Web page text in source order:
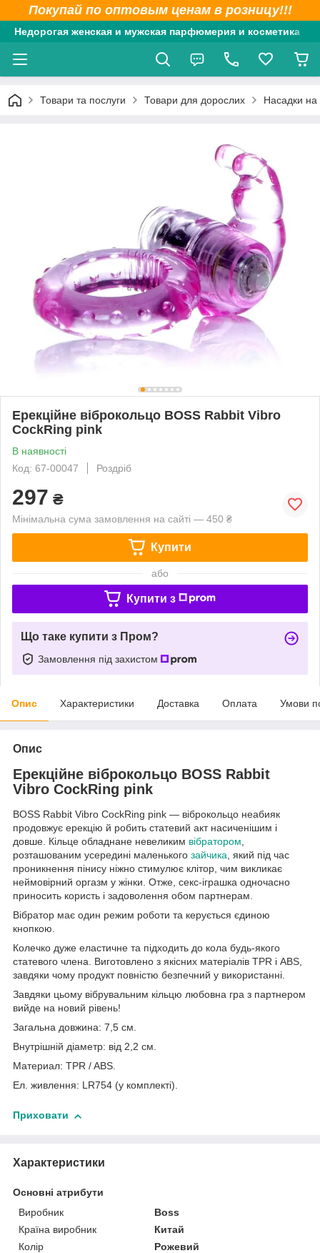
Покупай по оптовым ценам в розницу!!!
Недорогая женская и мужская парфюмерия и косметика
Товари та послуги Товари для дорослих Насадки на
Ерекційне віброкольцо BOSS Rabbit Vibro
CockRing pink
В наявності
Код: 67-00047
Роздріб
297 ₴
Мінімальна сума замовлення на сайті — 450 ₴
Купити
або
Купити з
Що таке купити з Пром?
Замовлення під захистом
Опис Характеристики Доставка Оплата Умови
Опис
Ерекційне віброкольцо BOSS Rabbit
Vibro CockRing pink
BOSS Rabbit Vibro CockRing pink — віброкольцо неабияк
продовжує ерекцію й робить статевий акт насиченішим і
довше. Кільце обладнане невеликим вібратором,
розташованим усередині маленького зайчика, який під час
проникнення пінису ніжно стимулює клітор, чим викликає
неймовірний оргазм у жінки. Отже, секс-іграшка одночасно
приносить користь і задоволення обом партнерам.
Вібратор має один режим роботи та керується єдиною
кнопкою.
Колечко дуже еластичне та підходить до кола будь-якого
статевого члена. Виготовлено з якісних матеріалів TPR і ABS,
завдяки чому продукт повністю безпечний у використанні.
Завдяки цьому вібрувальним кільцю любовна гра з партнером
вийде на новий рівень!
Загальна довжина: 7,5 см.
Внутрішній діаметр: від 2,2 см.
Материал: TPR / ABS.
Ел. живлення: LR754 (у комплекті).
Приховати
Характеристики
Основні атрибути
Виробник
Boss
Країна виробник
Китай
Колір
Рожевий